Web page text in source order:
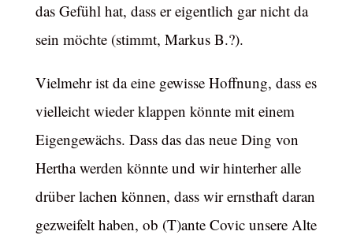
das Gefühl hat, dass er eigentlich gar nicht da
sein möchte (stimmt, Markus B.?).
Vielmehr ist da eine gewisse Hoffnung, dass es
vielleicht wieder klappen könnte mit einem
Eigengewächs. Dass das das neue Ding von
Hertha werden könnte und wir hinterher alle
drüber lachen können, dass wir ernsthaft daran
gezweifelt haben, ob (T)ante Covic unsere Alte